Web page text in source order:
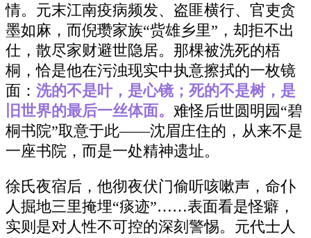
情。元末江南疫病频发、盗匪横行、官吏贪
墨如麻，而倪瓒家族“赀雄乡里”，却拒不出
仕，散尽家财避世隐居。那棵被洗死的梧
桐，恰是他在污浊现实中执意擦拭的一枚镜
面： 洗的不是叶，是心镜；死的不是树，是
旧世界的最后一丝体面。 难怪后世圆明园“碧
桐书院”取意于此——沈眉庄住的，从来不是
一座书院，而是一处精神遗址。
徐氏夜宿后，他彻夜伏门偷听咳嗽声，命仆
人掘地三里掩埋“痰迹”……表面看是怪癖，
实则是对人性不可控的深刻警惕。元代士人